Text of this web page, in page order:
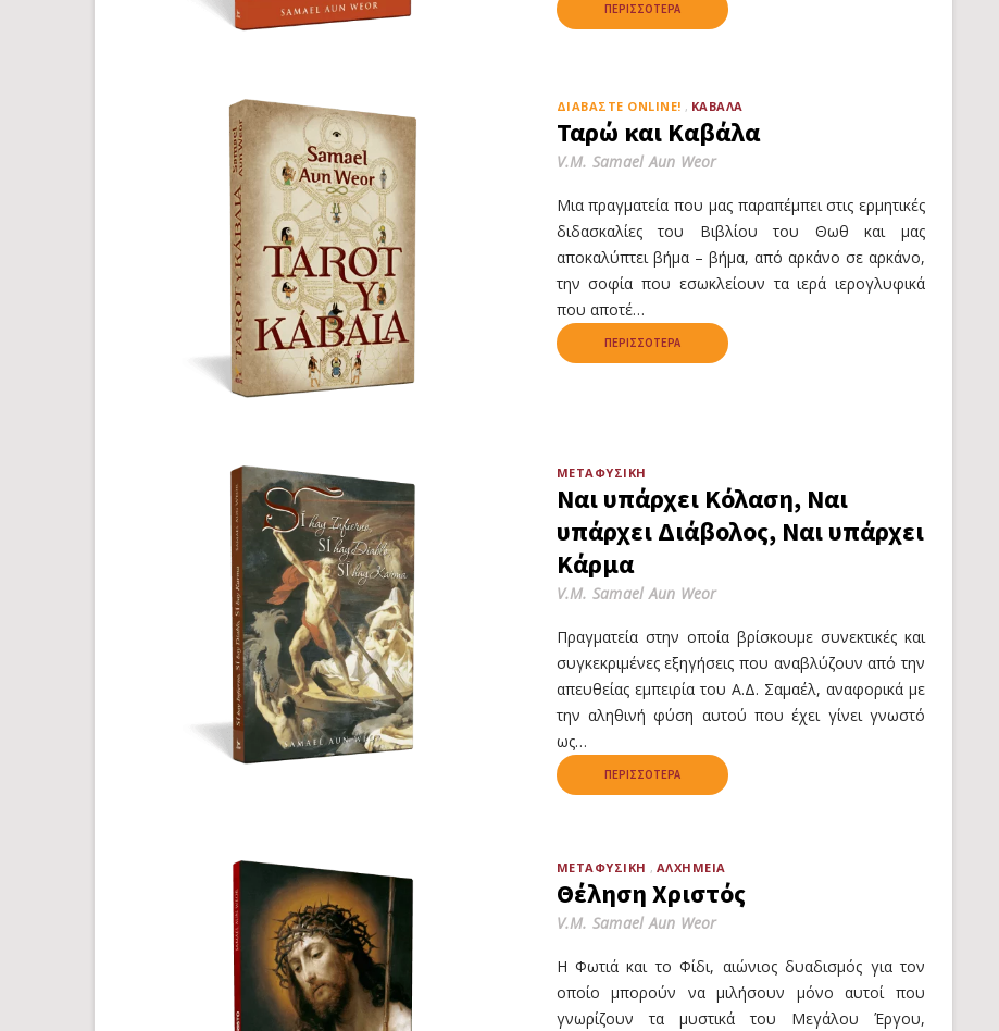
ΠΕΡΙΣΣΌΤΕΡΑ
ΔΙΑΒΆΣΤΕ ONLINE! ΚΑΒΆΛΑ
Ταρώ και Καβάλα
V.M. Samael Aun Weor
Μια πραγματεία που μας παραπέμπει στις ερμητικές
διδασκαλίες του Βιβλίου του Θωθ και μας
αποκαλύπτει βήμα – βήμα, από αρκάνο σε αρκάνο,
την σοφία που εσωκλείουν τα ιερά ιερογλυφικά
που αποτέ…
ΠΕΡΙΣΣΌΤΕΡΑ
ΜΕΤΑΦΥΣΙΚΉ
Ναι υπάρχει Κόλαση, Ναι
υπάρχει Διάβολος, Ναι υπάρχει
Κάρμα
V.M. Samael Aun Weor
Πραγματεία στην οποία βρίσκουμε συνεκτικές και
συγκεκριμένες εξηγήσεις που αναβλύζουν από την
απευθείας εμπειρία του Α.Δ. Σαμαέλ, αναφορικά με
την αληθινή φύση αυτού που έχει γίνει γνωστό
ως…
ΠΕΡΙΣΣΌΤΕΡΑ
ΜΕΤΑΦΥΣΙΚΉ ΑΛΧΗΜΕΊΑ
Θέληση Χριστός
V.M. Samael Aun Weor
Η Φωτιά και το Φίδι, αιώνιος δυαδισμός για τον
οποίο μπορούν να μιλήσουν μόνο αυτοί που
γνωρίζουν τα μυστικά του Μεγάλου Έργου,